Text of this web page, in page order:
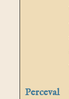
Perceval